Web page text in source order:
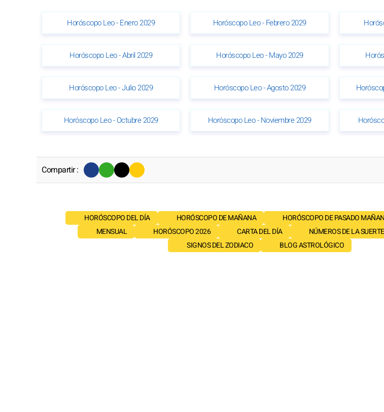
Horóscopo Leo - Enero 2029 Horóscopo Leo - Febrero 2029
Horóscopo Leo - Abril 2029 Horóscopo Leo - Mayo 2029
Horóscopo Leo - Julio 2029 Horóscopo Leo - Agosto 2029
Horóscopo Leo - Octubre 2029 Horóscopo Leo - Noviembre 2029
Compartir :
HORÓSCOPO DEL DÍA HORÓSCOPO DE MAÑANA HORÓSCOPO DE PASADO
MENSUAL
HORÓSCOPO 2026 CARTA DEL DÍA NÚMEROS DE LA SUERTE
SIGNOS DEL ZODIACO
BLOG ASTROLÓGICO